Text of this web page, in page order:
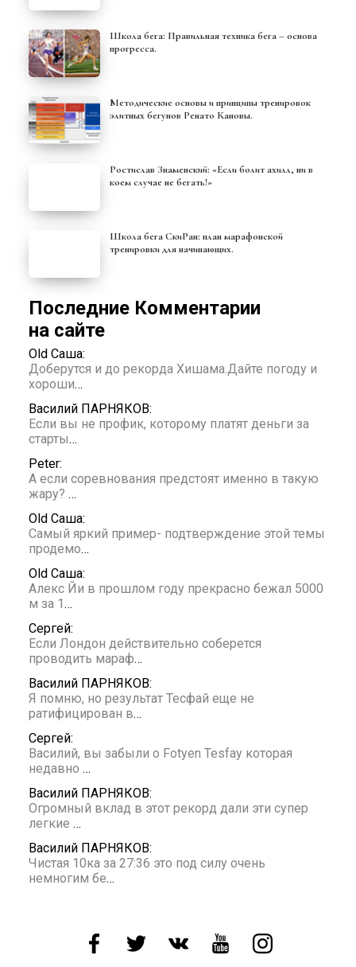
Школа бега: Правильная техника бега – основа
прогресса.
Методические основы и принципы тренировок
элитных бегунов Ренато Кановы.
Ростислав Знаменский: «Если болит ахилл, ни в
коем случае не бегать!»
Школа бега СкиРан: план марафонской
тренировки для начинающих.
Последние Комментарии
на сайте
Old Саша:
Доберутся и до рекорда Хишама.Дайте погоду и
хороши…
Василий ПАРНЯКОВ:
Если вы не профик, которому платят деньги за
старты…
Peter:
А если соревнования предстоят именно в такую
жару? …
Old Саша:
Самый яркий пример- подтверждение этой темы
продемо…
Old Саша:
Алекс Йи в прошлом году прекрасно бежал 5000
м за 1…
Сергей:
Если Лондон действительно соберется
проводить мараф…
Василий ПАРНЯКОВ:
Я помню, но результат Тесфай еще не
ратифицирован в…
Сергей:
Василий, вы забыли о Fotyen Tesfay которая
недавно …
Василий ПАРНЯКОВ:
Огромный вклад в этот рекорд дали эти супер
легкие …
Василий ПАРНЯКОВ:
Чистая 10ка за 27:36 это под силу очень
немногим бе…